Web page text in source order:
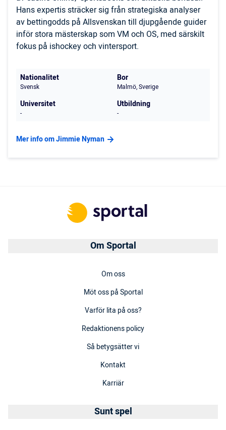
Hans expertis sträcker sig från strategiska analyser
av bettingodds på Allsvenskan till djupgående guider
inför stora mästerskap som VM och OS, med särskilt
fokus på ishockey och vintersport.
Nationalitet
Svensk
Bor
Malmö, Sverige
Universitet
-
Utbildning
-
Mer info om Jimmie Nyman
Om Sportal
Om oss
Möt oss på Sportal
Varför lita på oss?
Redaktionens policy
Så betygsätter vi
Kontakt
Karriär
Sunt spel